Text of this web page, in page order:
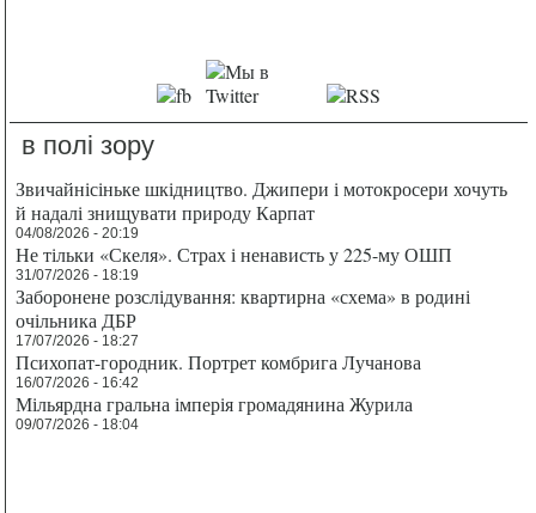
в полі зору
Звичайнісіньке шкідництво. Джипери і мотокросери хочуть
й надалі знищувати природу Карпат
04/08/2026 - 20:19
Не тільки «Скеля». Страх і ненависть у 225-му ОШП
31/07/2026 - 18:19
Заборонене розслідування: квартирна «схема» в родині
очільника ДБР
17/07/2026 - 18:27
Психопат-городник. Портрет комбрига Лучанова
16/07/2026 - 16:42
Мільярдна гральна імперія громадянина Журила
09/07/2026 - 18:04